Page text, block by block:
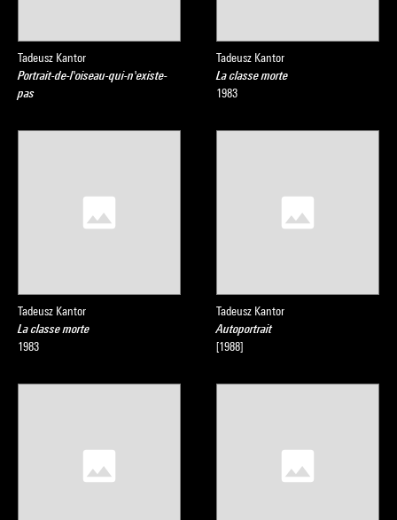
Tadeusz Kantor
Portrait-de-l'oiseau-qui-n'existe-
pas
Tadeusz Kantor
La classe morte
1983
Tadeusz Kantor
La classe morte
1983
Tadeusz Kantor
Autoportrait
[1988]